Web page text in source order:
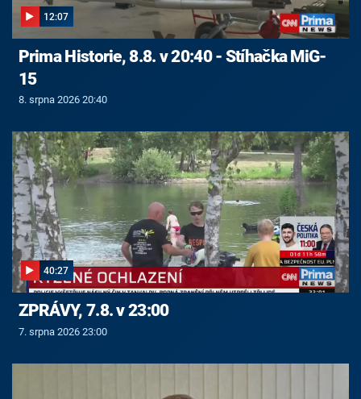
12:07
Prima Historie, 8.8. v 20:40 - Stíhačka MiG-
15
8. srpna 2026 20:40
40:27
ZPRÁVY, 7.8. v 23:00
7. srpna 2026 23:00